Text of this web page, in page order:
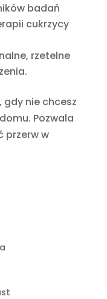
badań
cukrzycy
rzetelne
nie chcesz
Pozwala
przerw w